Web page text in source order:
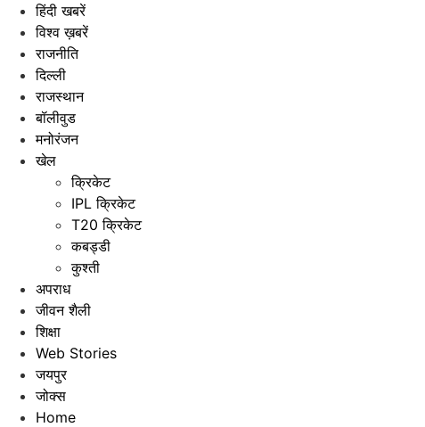
हिंदी खबरें
विश्व ख़बरें
राजनीति
दिल्ली
राजस्थान
बॉलीवुड
मनोरंजन
खेल
क्रिकेट
IPL क्रिकेट
T20 क्रिकेट
कबड्डी
कुश्ती
अपराध
जीवन शैली
शिक्षा
Web Stories
जयपुर
जोक्स
Home